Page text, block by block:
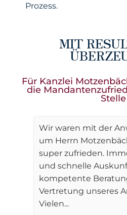
Prozess.
MIT
Für Kanzlei
die
Stelle
Wir waren mit der
um Herrn
super zufrieden.
und schnelle
kompetente
Vertretung unseres
Vielen...